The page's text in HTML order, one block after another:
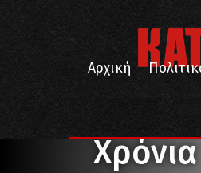
Αρχική
Απόψεις